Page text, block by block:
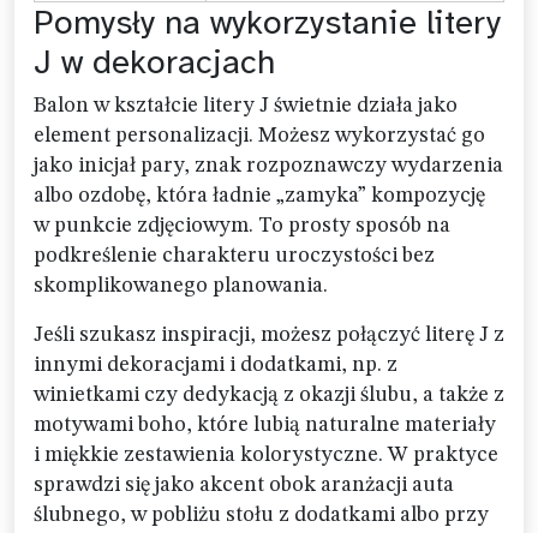
Pomysły na wykorzystanie litery
J w dekoracjach
Balon w kształcie litery J świetnie działa jako
element personalizacji. Możesz wykorzystać go
jako inicjał pary, znak rozpoznawczy wydarzenia
albo ozdobę, która ładnie „zamyka” kompozycję
w punkcie zdjęciowym. To prosty sposób na
podkreślenie charakteru uroczystości bez
skomplikowanego planowania.
Jeśli szukasz inspiracji, możesz połączyć literę J z
innymi dekoracjami i dodatkami, np. z
winietkami czy dedykacją z okazji ślubu, a także z
motywami boho, które lubią naturalne materiały
i miękkie zestawienia kolorystyczne. W praktyce
sprawdzi się jako akcent obok aranżacji auta
ślubnego, w pobliżu stołu z dodatkami albo przy